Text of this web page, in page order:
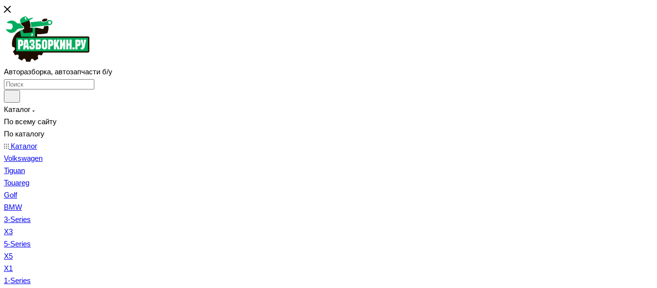
Авторазборка, автозапчасти б/у
Каталог
По всему сайту
По каталогу
Каталог
Volkswagen
Tiguan
Touareg
Golf
BMW
3-Series
X3
5-Series
X5
X1
1-Series